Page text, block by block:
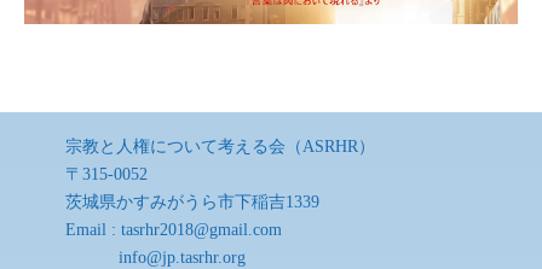
宗教と人権について考える会（ASRHR）
〒315-0052
茨城県かすみがうら市下稲吉1339
Email : tasrhr2018@gmail.com
info@jp.tasrhr.org